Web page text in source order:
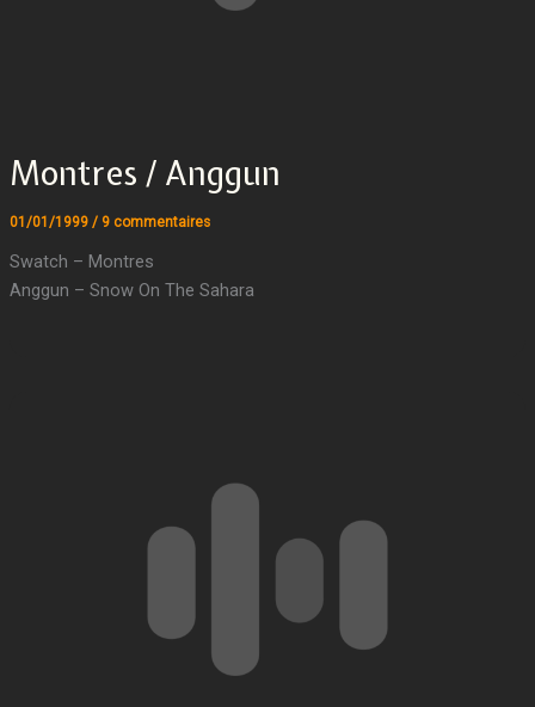
Montres / Anggun
01/01/1999 / 9 commentaires
Swatch – Montres
Anggun – Snow On The Sahara